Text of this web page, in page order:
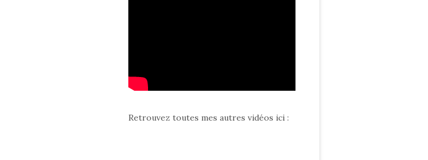
Retrouvez toutes mes autres vidéos ici :